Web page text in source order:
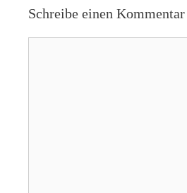
Schreibe einen Kommentar